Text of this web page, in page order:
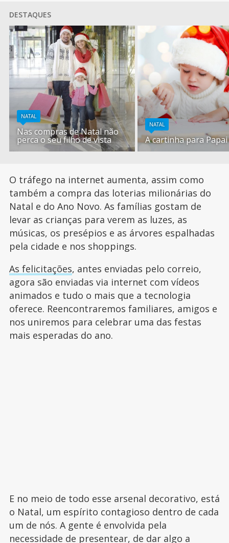
DESTAQUES
NATAL
Nas compras de Natal não
perca o seu filho de vista
NATAL
A cartinha para
O tráfego na internet aumenta, assim como
também a compra das loterias milionárias do
Natal e do Ano Novo. As famílias gostam de
levar as crianças para verem as luzes, as
músicas, os presépios e as árvores espalhadas
pela cidade e nos shoppings.
As felicitações, antes enviadas pelo correio,
agora são enviadas via internet com vídeos
animados e tudo o mais que a tecnologia
oferece. Reencontraremos familiares, amigos e
nos uniremos para celebrar uma das festas
mais esperadas do ano.
E no meio de todo esse arsenal decorativo, está
o Natal, um espírito contagioso dentro de cada
um de nós. A gente é envolvida pela
necessidade de presentear, de dar algo a